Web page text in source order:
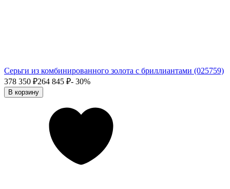
Серьги из комбинированного золота с бриллиантами (025759)
378 350 ₽264 845 ₽- 30%
В корзину